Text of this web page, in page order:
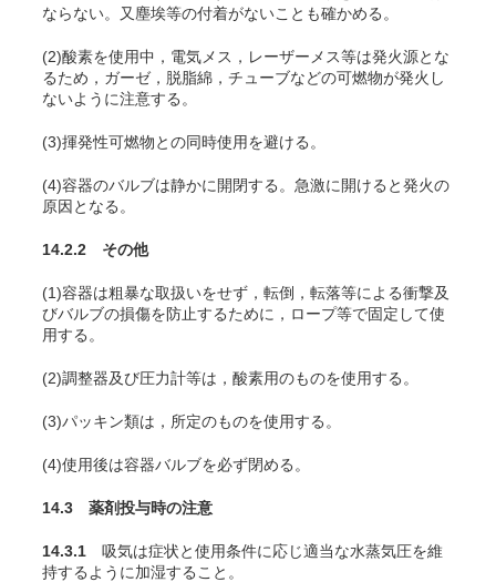
ならない。又塵埃等の付着がないことも確かめる。
(2)酸素を使用中，電気メス，レーザーメス等は発火源とな
るため，ガーゼ，脱脂綿，チューブなどの可燃物が発火し
ないように注意する 。
(3)揮発性可燃物との同時使用を避ける。
(4)容器のバルブは静かに開閉する。急激に開けると発火の
原因となる。
14.2.2 その他
(1)容器は粗暴な取扱いをせず，転倒，転落等による衝撃及
びバルブの損傷を防止するために，ロープ等で固定して使
用する。
(2)調整器及び圧力計等は，酸素用のものを使用する。
(3)パッキン類は，所定のものを使用する。
(4)使用後は容器バルブを必ず閉める。
14.3 薬剤投与時の注意
14.3.1 吸気は症状と使用条件に応じ適当な水蒸気圧を維
持するように加湿すること 。